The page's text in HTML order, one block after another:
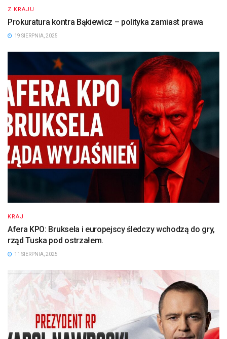
Z KRAJU
Prokuratura kontra Bąkiewicz – polityka zamiast prawa
19 SIERPNIA, 2025
KRAJ
Afera KPO: Bruksela i europejscy śledczy wchodzą do gry,
rząd Tuska pod ostrzałem.
11 SIERPNIA, 2025